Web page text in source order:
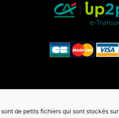
de petits fichiers qui sont stockés